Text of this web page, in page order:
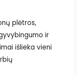
plėtros,
ir
išlieka vieni